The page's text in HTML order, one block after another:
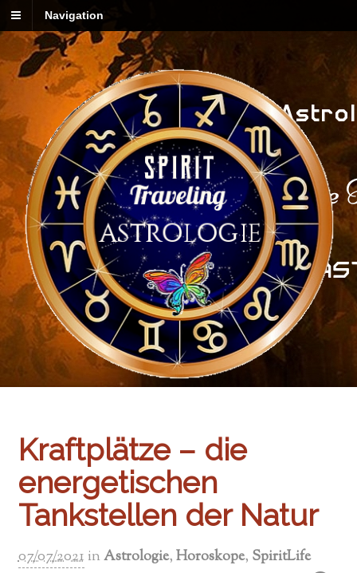
Navigation
Kraftplätze – die
energetischen
Tankstellen der Natur
07/07/2021 inAstrologie,Horoskope, SpiritLife